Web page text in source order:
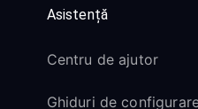
Asistență
Centru de ajutor
Ghiduri de